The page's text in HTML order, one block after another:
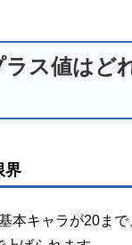
ラス値はど
界
本キャラが20ま